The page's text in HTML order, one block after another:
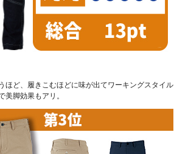
ほど、履きこむほどに味が出てワーキングスタイル
脚効果もアリ。